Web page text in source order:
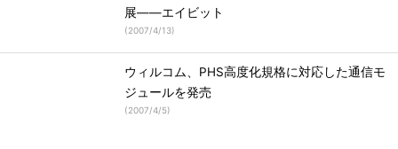
展――エイビット
(2007/4/13)
ウィルコム、PHS高度化規格に対応した通信モ
ジュールを発売
(2007/4/5)